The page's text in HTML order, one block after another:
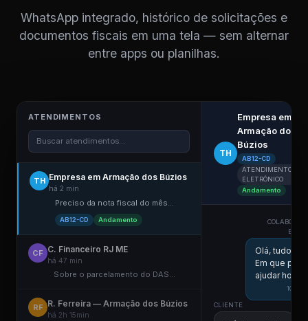
WhatsApp integrado, histórico de solicitações e
documentos fiscais em uma tela — sem alternar
entre apps ou planilhas.
ATENDIMENTOS
Buscar atendimentos...
TH Empresa em Armação dos Búzios
há 2 min
Preciso da nota fiscal do mês...
AB12-CD Andamento
CF C. Financeiro RJ ME
há 47 min
Sobre o parcelamento do DAS...
RF R. Ferreira — Armação dos Búzios
há 2h 15min
TH
Empresa em
Armação dos
Búzios
AB12-CD
ATENDIMENTO
ELETRÔNICO
Andamento
Olá, tudo
Em que
ajudar hoje?
10:58
CLIENTE